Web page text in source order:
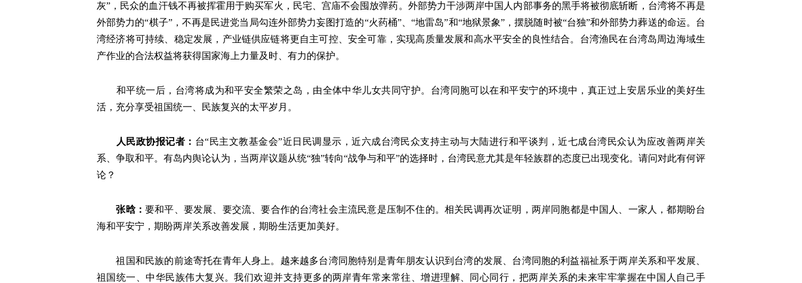
灰”，民众的血汗钱不再被挥霍用于购买军火，民宅、宫庙不会囤放弹药。外部势力干涉两岸中国人内部事务的黑手将被彻底斩断，台湾将不再是
外部势力的“棋子”，不再是民进党当局勾连外部势力妄图打造的“火药桶”、“地雷岛”和“地狱景象”，摆脱随时被“台独”和外部势力葬送的命运。台
湾经济将可持续、稳定发展，产业链供应链将更自主可控、安全可靠，实现高质量发展和高水平安全的良性结合。台湾渔民在台湾岛周边海域生
产作业的合法权益将获得国家海上力量及时、有力的保护。
和平统一后，台湾将成为和平安全繁荣之岛，由全体中华儿女共同守护。台湾同胞可以在和平安宁的环境中，真正过上安居乐业的美好生
活，充分享受祖国统一、民族复兴的太平岁月。
人民政协报记者： 台“民主文教基金会”近日民调显示，近六成台湾民众支持主动与大陆进行和平谈判，近七成台湾民众认为应改善两岸关
系、争取和平。有岛内舆论认为，当两岸议题从统“独”转向“战争与和平”的选择时，台湾民意尤其是年轻族群的态度已出现变化。请问对此有何评
论？
张晗： 要和平、要发展、要交流、要合作的台湾社会主流民意是压制不住的。相关民调再次证明，两岸同胞都是中国人、一家人，都期盼台
海和平安宁，期盼两岸关系改善发展，期盼生活更加美好。
祖国和民族的前途寄托在青年人身上。越来越多台湾同胞特别是青年朋友认识到台湾的发展、台湾同胞的利益福祉系于两岸关系和平发展、
祖国统一、中华民族伟大复兴。我们欢迎并支持更多的两岸青年常来常往、增进理解、同心同行，把两岸关系的未来牢牢掌握在中国人自己手